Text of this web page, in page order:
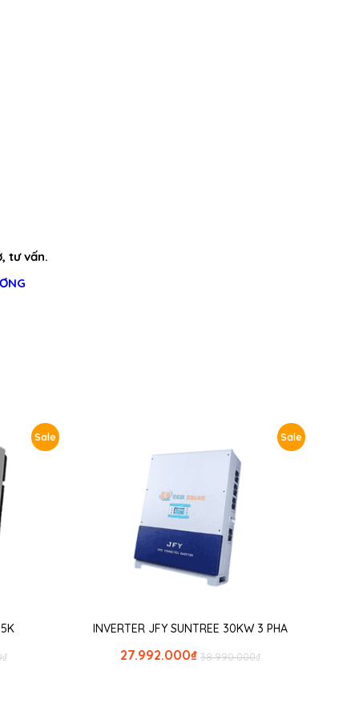
tư vấn.
Sale
₫
Sale
INVERTER JFY SUNTREE 30KW 3 PHA
₫
38.990.000
₫
27.992.000